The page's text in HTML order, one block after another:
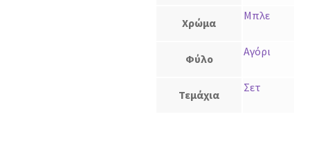
Χρώμα
Μπλε
Φύλο
Αγόρι
Τεμάχια
Σετ